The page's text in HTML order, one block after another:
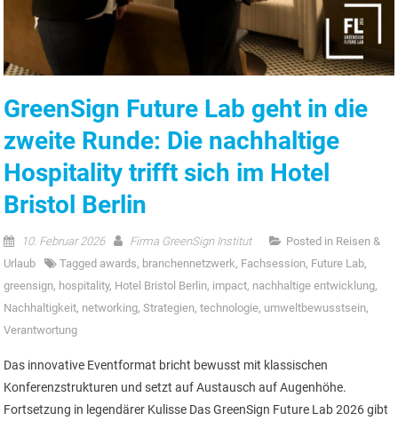
GreenSign Future Lab geht in die
zweite Runde: Die nachhaltige
Hospitality trifft sich im Hotel
Bristol Berlin
10. Februar 2026 Firma GreenSign Institut Posted in Reisen &
Urlaub
Tagged awards, branchennetzwerk, Fachsession, Future Lab,
greensign, hospitality, Hotel Bristol Berlin, impact, nachhaltige entwicklung,
Nachhaltigkeit, networking,Strategien,technologie, umweltbewusstsein,
Verantwortung
Das innovative Eventformat bricht bewusst mit klassischen
Konferenzstrukturen und setzt auf Austausch auf Augenhöhe.
Fortsetzung in legendärer Kulisse Das GreenSign Future Lab 2026 gibt